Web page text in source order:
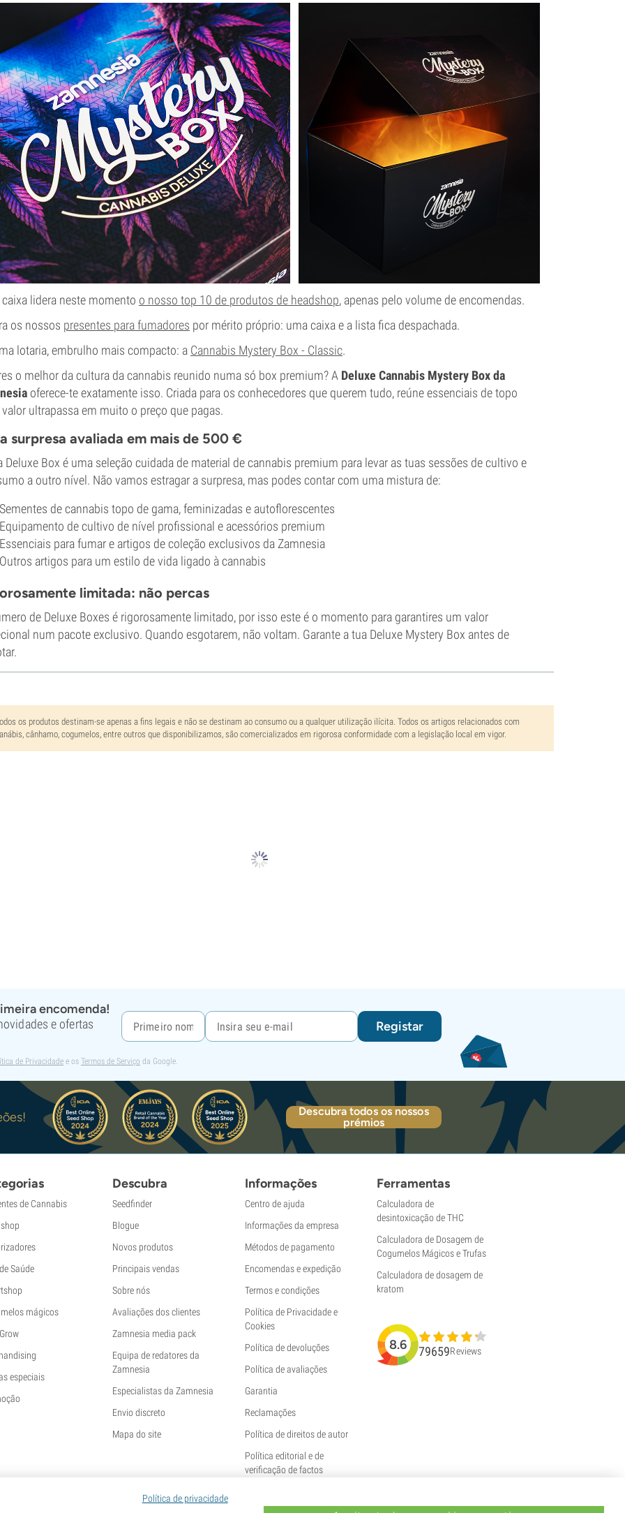
caixa lidera neste momento o nosso top 10 de produtos de headshop, apenas pelo volume de encomendas.
os nossos presentes para fumadores por mérito próprio: uma caixa e a lista fica despachada.
lotaria, embrulho mais compacto: a Cannabis Mystery Box - Classic.
o melhor da cultura da cannabis reunido numa só box premium? A Deluxe Cannabis Mystery Box da
oferece-te exatamente isso. Criada para os conhecedores que querem tudo, reúne essenciais de topo
ultrapassa em muito o preço que pagas.
surpresa avaliada em mais de 500 €
Deluxe Box é uma seleção cuidada de material de cannabis premium para levar as tuas sessões de cultivo e
a outro nível. Não vamos estragar a surpresa, mas podes contar com uma mistura de:
Sementes de cannabis topo de gama, feminizadas e autoflorescentes
Equipamento de cultivo de nível profissional e acessórios premium
Essenciais para fumar e artigos de coleção exclusivos da Zamnesia
Outros artigos para um estilo de vida ligado à cannabis
limitada: não percas
de Deluxe Boxes é rigorosamente limitado, por isso este é o momento para garantires um valor
num pacote exclusivo. Quando esgotarem, não voltam. Garante a tua Deluxe Mystery Box antes de
os produtos destinam-se apenas a fins legais e não se destinam ao consumo ou a qualquer utilização ilícita. Todos os artigos relacionados com
cânhamo, cogumelos, entre outros que disponibilizamos, são comercializados em rigorosa conformidade com a legislação local em vigor.
encomenda!
e ofertas Registar
de Privacidade e os Termos de Serviço da Google.
Descubra todos os nossos
prémios
de Cannabis
Saúde
mágicos
especiais
Descubra
Seedfinder
Blogue
Novos produtos
Principais vendas
Sobre nós
Avaliações dos clientes
Zamnesia media pack
Equipa de redatores da
Zamnesia
Especialistas da Zamnesia
Envio discreto
Mapa do site
Informações
Centro de ajuda
Informações da empresa
Métodos de pagamento
Encomendas e expedição
Termos e condições
Política de Privacidade e
Cookies
Política de devoluções
Política de avaliações
Garantia
Reclamações
Política de direitos de autor
Política editorial e de
verificação de factos
Ferramentas
Calculadora de
desintoxicação de THC
Calculadora de Dosagem de
Cogumelos Mágicos e Trufas
Calculadora de dosagem de
kratom
8.6 79659Reviews
Política de privacidade